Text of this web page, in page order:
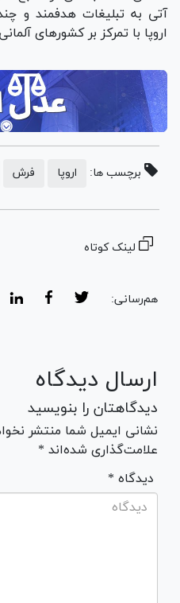
آتی به تبلیغات هدفمند و
اروپا با تمرکز بر کشورهای
برچسب ها: اروپا فرش
لینک کوتاه
هم‌رسانی:
ارسال دیدگاه
دیدگاهتان را بنویسید
نشانی ایمیل شما منتشر
علامت‌گذاری شده‌اند *
* دیدگاه